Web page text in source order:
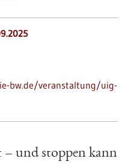
bw.de/veranstaltung/uig-
– und stoppen kann